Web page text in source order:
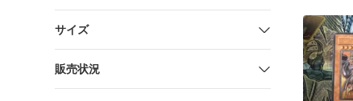
サイズ
販売状況